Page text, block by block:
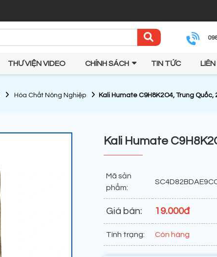
THƯ VIỆN VIDEO CHÍNH SÁCH TIN TỨC
Hóa Chất Nông Nghiệp Kali Humate C9H8K2O4, Trung Quốc,
Kali Humate
Mã sản
phẩm:
Giá bán: 19.000đ
Tình trạng: Còn hàng